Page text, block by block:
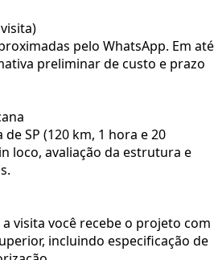
pelo WhatsApp. Em até
preliminar de custo e prazo
SP (120 km, 1 hora e 20
loco, avaliação da estrutura e
visita você recebe o projeto com
incluindo especificação de